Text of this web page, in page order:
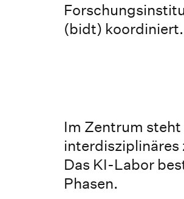
(bidt) koordiniert.
Im Zentrum
interdisziplinäres
Das KI-Labor
Phasen.